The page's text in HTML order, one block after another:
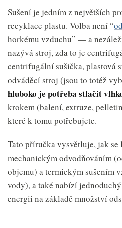
Sušení je jedním z největších
recyklace plastu. Volba není “
horkému vzduchu” — a
nazývá stroj, zda to je
centrifugální sušička, plastová
odváděcí stroj (jsou to totéž
hluboko je potřeba stlačit
krokem (balení, extruze,
které k tomu potřebujete.
Tato příručka vysvětluje, jak
mechanickým odvodňováním
objemu) a termickým sušením
vody), a také nabízí
energii na základě množství